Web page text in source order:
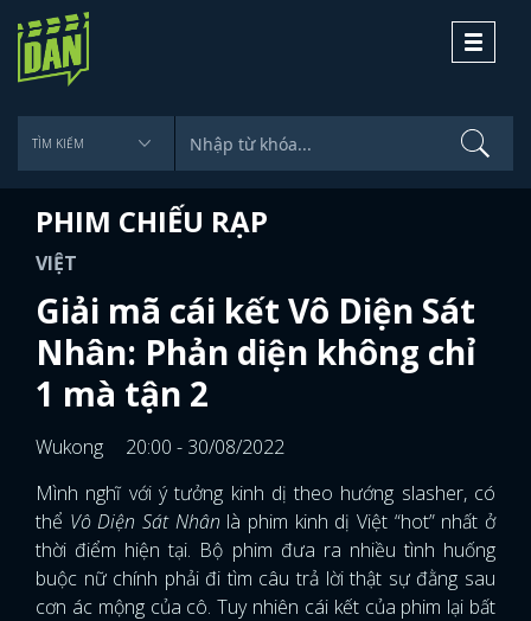
Toggle
PHIM CHIẾU RẠP
VIỆT
Giải mã cái kết Vô Diện Sát
Nhân: Phản diện không chỉ
1 mà tận 2
Wukong
20:00 - 30/08/2022
Mình nghĩ với ý tưởng kinh dị theo hướng slasher, có
thể Vô Diện Sát Nhân là phim kinh dị Việt “hot” nhất ở
thời điểm hiện tại. Bộ phim đưa ra nhiều tình huống
buộc nữ chính phải đi tìm câu trả lời thật sự đằng sau
cơn ác mộng của cô. Tuy nhiên cái kết của phim lại bất